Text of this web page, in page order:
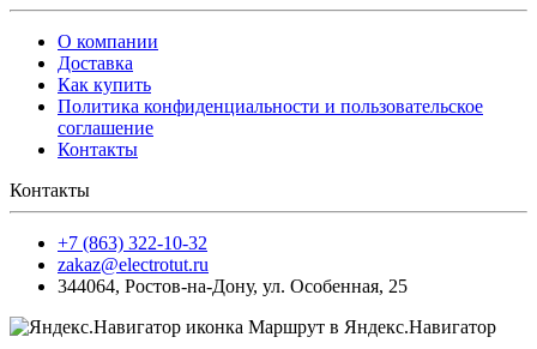
О компании
Доставка
Как купить
Политика конфиденциальности и пользовательское
соглашение
Контакты
Контакты
+7 (863) 322-10-32
zakaz@electrotut.ru
344064, Ростов-на-Дону, ул. Особенная, 25
Маршрут в Яндекс.Навигатор